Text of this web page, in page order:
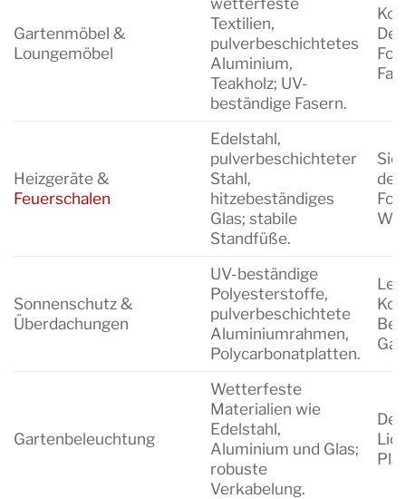
Gartenmöbel &
Loungemöbel
Textilien,
pulverbeschichtetes
Aluminium,
Teakholz; UV-
beständige Fasern.
Heizgeräte &
Feuerschalen
Edelstahl,
pulverbeschichteter
Stahl,
hitzebeständiges
Glas; stabile
Standfüße.
Sonnenschutz &
Überdachungen
UV-beständige
Polyesterstoffe,
pulverbeschichtete
Aluminiumrahmen,
Polycarbonatplatten.
Gartenbeleuchtung
Wetterfeste
Materialien wie
Edelstahl,
Aluminium und Glas;
robuste
Verkabelung.